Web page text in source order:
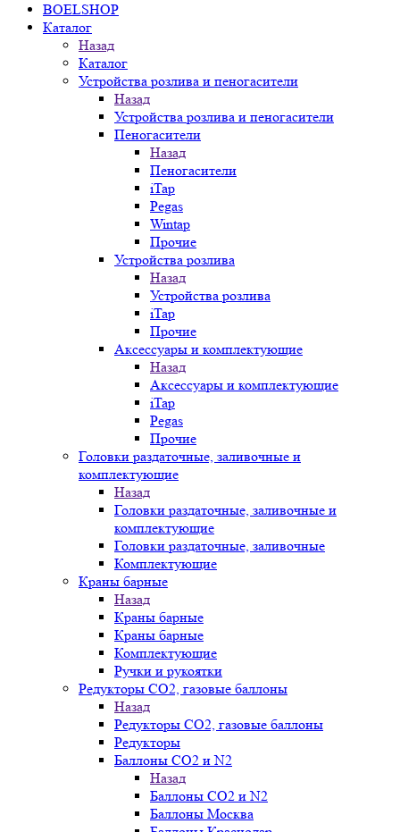
BOELSHOP
Каталог
Назад
Каталог
Устройства розлива и пеногасители
Назад
Устройства розлива и пеногасители
Пеногасители
Назад
Пеногасители
iTap
Pegas
Wintap
Прочие
Устройства розлива
Назад
Устройства розлива
iTap
Прочие
Аксессуары и комплектующие
Назад
Аксессуары и комплектующие
iTap
Pegas
Прочие
Головки раздаточные, заливочные и
комплектующие
Назад
Головки раздаточные, заливочные и
комплектующие
Головки раздаточные, заливочные
Комплектующие
Краны барные
Назад
Краны барные
Краны барные
Комплектующие
Ручки и рукоятки
Редукторы СО2, газовые баллоны
Назад
Редукторы СО2, газовые баллоны
Редукторы
Баллоны СО2 и N2
Назад
Баллоны СО2 и N2
Баллоны Москва